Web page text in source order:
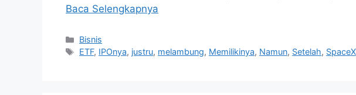
Baca Selengkapnya
Kategori
Bisnis
Tag
ETF, IPOnya, justru, melambung, Memilikinya, Namun, Setelah, SpaceX